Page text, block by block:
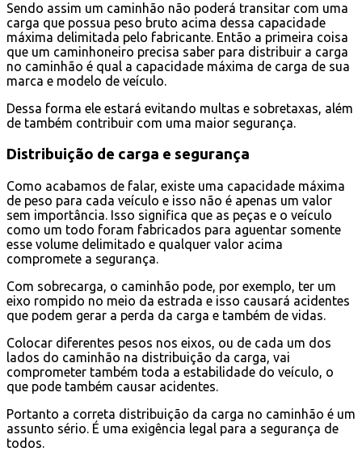
Sendo assim um caminhão não poderá transitar com uma
carga que possua peso bruto acima dessa capacidade
máxima delimitada pelo fabricante. Então a primeira coisa
que um caminhoneiro precisa saber para distribuir a carga
no caminhão é qual a capacidade máxima de carga de sua
marca e modelo de veículo.
Dessa forma ele estará evitando multas e sobretaxas, além
de também contribuir com uma maior segurança.
Distribuição de carga e segurança
Como acabamos de falar, existe uma capacidade máxima
de peso para cada veículo e isso não é apenas um valor
sem importância. Isso significa que as peças e o veículo
como um todo foram fabricados para aguentar somente
esse volume delimitado e qualquer valor acima
compromete a segurança.
Com sobrecarga, o caminhão pode, por exemplo, ter um
eixo rompido no meio da estrada e isso causará acidentes
que podem gerar a perda da carga e também de vidas.
Colocar diferentes pesos nos eixos, ou de cada um dos
lados do caminhão na distribuição da carga, vai
comprometer também toda a estabilidade do veículo, o
que pode também causar acidentes.
Portanto a correta distribuição da carga no caminhão é um
assunto sério. É uma exigência legal para a segurança de
todos.